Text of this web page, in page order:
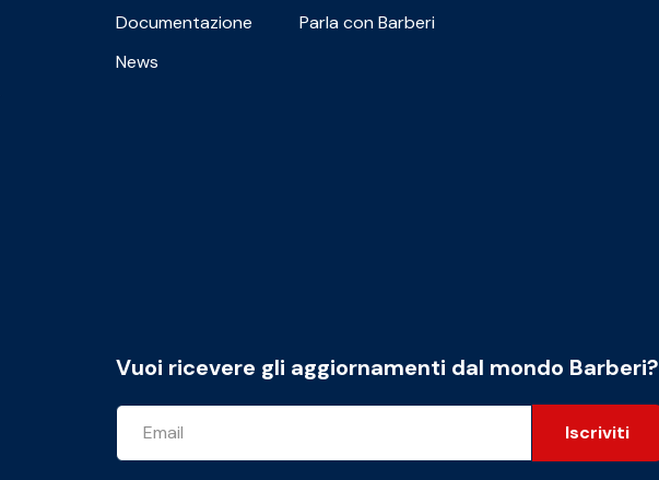
Documentazione
Parla con Barberi
News
Vuoi ricevere gli aggiornamenti dal mondo Barberi?
Iscriviti